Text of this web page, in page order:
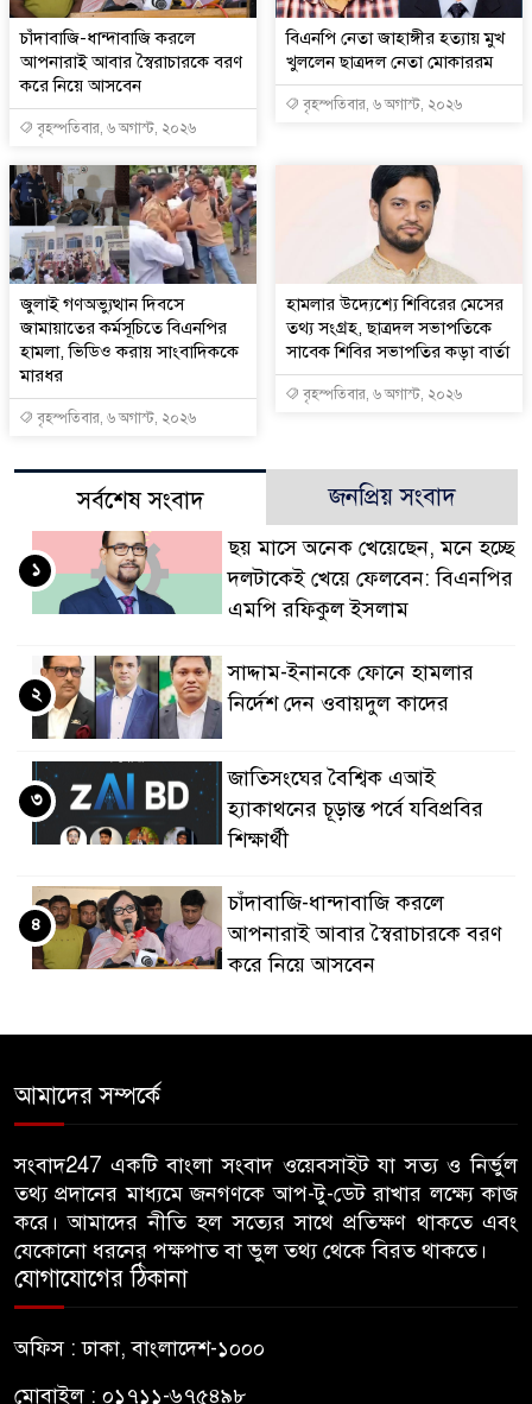
চাঁদাবাজি-ধান্দাবাজি করলে
আপনারাই আবার স্বৈরাচারকে বরণ
করে নিয়ে আসবেন
বৃহস্পতিবার, ৬ অগাস্ট, ২০২৬
বিএনপি নেতা জাহাঙ্গীর হত্যায় মুখ
খুললেন ছাত্রদল নেতা মোকাররম
বৃহস্পতিবার, ৬ অগাস্ট, ২০২৬
জুলাই গণঅভ্যুত্থান দিবসে
জামায়াতের কর্মসূচিতে বিএনপির
হামলা, ভিডিও করায় সাংবাদিককে
মারধর
বৃহস্পতিবার, ৬ অগাস্ট, ২০২৬
হামলার উদ্যেশ্যে শিবিরের মেসের
তথ্য সংগ্রহ, ছাত্রদল সভাপতিকে
সাবেক শিবির সভাপতির কড়া বার্তা
বৃহস্পতিবার, ৬ অগাস্ট, ২০২৬
সর্বশেষ সংবাদ জনপ্রিয় সংবাদ
ছয় মাসে অনেক খেয়েছেন, মনে হচ্ছে
দলটাকেই খেয়ে ফেলবেন: বিএনপির
এমপি রফিকুল ইসলাম
১
সাদ্দাম-ইনানকে ফোনে হামলার
নির্দেশ দেন ওবায়দুল কাদের
২
জাতিসংঘের বৈশ্বিক এআই
হ্যাকাথনের চূড়ান্ত পর্বে যবিপ্রবির
শিক্ষার্থী
৩
চাঁদাবাজি-ধান্দাবাজি করলে
আপনারাই আবার স্বৈরাচারকে বরণ
করে নিয়ে আসবেন
৪
জামায়াতের কর্মসূচিতে বিএনপির
হামলা, ভিডিও করায় সাংবাদিককে
মারধর
৬
সাবেক শিবির সভাপতির কড়া বার্তা
৭
আমাদের সম্পর্কে
সংবাদ247 একটি বাংলা সংবাদ ওয়েবসাইট যা সত্য ও নির্ভুল
তথ্য প্রদানের মাধ্যমে জনগণকে আপ-টু-ডেট রাখার লক্ষ্যে কাজ
করে। আমাদের নীতি হল সত্যের সাথে প্রতিক্ষণ থাকতে এবং
যেকোনো ধরনের পক্ষপাত বা ভুল তথ্য থেকে বিরত থাকতে।
যোগাযোগের ঠিকানা
অফিস : ঢাকা, বাংলাদেশ-১০০০
মোবাইল : ০১৭১১-৬৭৫৪৯৮